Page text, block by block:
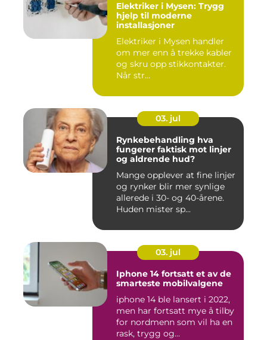
Elektriker i Mysen: Trygg
hjelp til moderne
installasjoner
Elektriker i Mysen handler
om mer enn å trekke kabler
og skru opp stikkontakter.
Når str...
03. jul
Rynkebehandling hva
fungerer faktisk mot linjer
og aldrende hud?
Mange opplever at fine linjer
og rynker blir mer synlige
allerede i 30- og 40-årene.
Huden mister sp...
03. jul
Iphone 14 fortsatt et av de
smarteste mobilvalgene
iphone 14 ble lansert i 2022,
men har fortsatt mye å tilby
for nordmenn som vil ha en
rask, trygg og...